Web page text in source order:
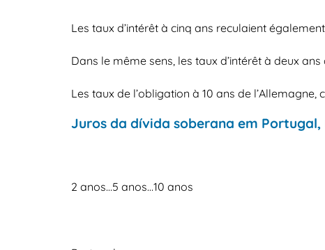
Les taux d’intérêt à cinq ans reculaient
Dans le même sens, les taux d’intérêt à deux
Les taux de l’obligation à 10 ans de l’Allemagne,
Juros da dívida soberana em Portugal,
2 anos…5 anos…10 anos